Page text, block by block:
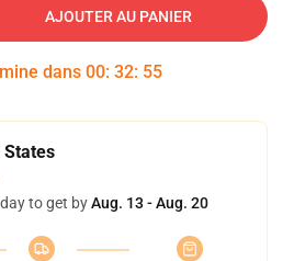
AJOUTER AU PANIER
dans 00: 32: 54
States
to get byAug. 13 - Aug. 20